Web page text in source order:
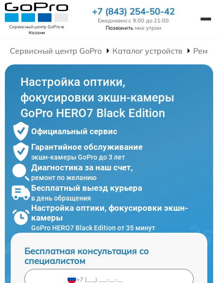
Сервисный центр GoProв
Казани
+7 (843) 254-50-42
Ежедневно с 9:00 до 21:00
Позвонить мне утром
Сервисный центр GoPro Каталог устройств
Настройка оптики,
фокусировки экшн-камеры
GoPro HERO7 Black Edition
Официальный сервис
Гарантийное обслуживание
экшн-камеры GoPro до 3 лет
Диагностика за наш счет,
ремонт по желанию
Бесплатный выезд курьера
в день обращения
Настройка оптики, фокусировки экшн-
камеры
GoPro HERO7 Black Edition от 35 минут
Бесплатная консультация со
специалистом